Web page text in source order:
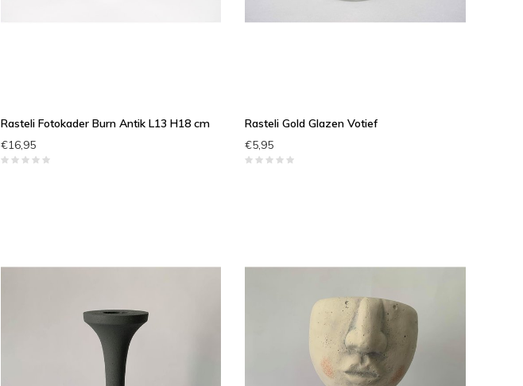
Rasteli Fotokader Burn Antik L13 H18 cm
€16,95
Rasteli Gold Glazen Votief
€5,95